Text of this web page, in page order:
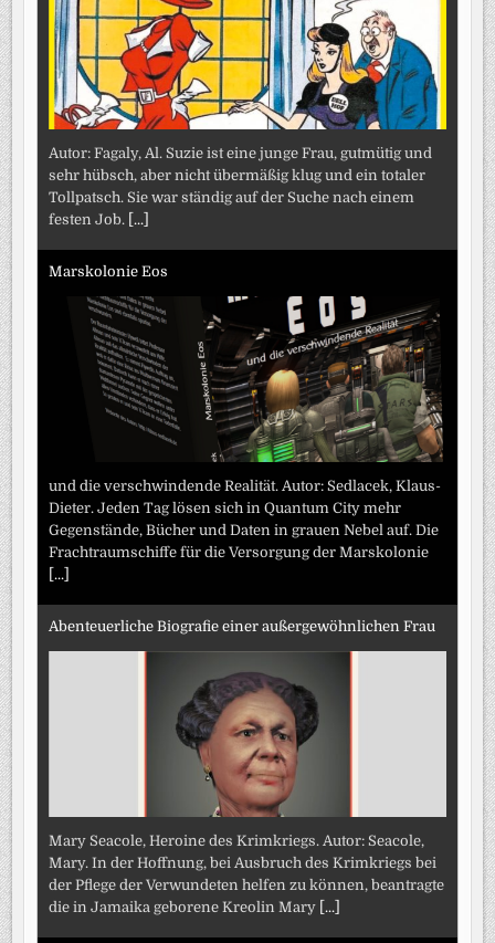
Autor: Fagaly, Al. Suzie ist eine junge Frau, gutmütig und
sehr hübsch, aber nicht übermäßig klug und ein totaler
Tollpatsch. Sie war ständig auf der Suche nach einem
festen Job. [...]
Marskolonie Eos
und die verschwindende Realität. Autor: Sedlacek, Klaus-
Dieter. Jeden Tag lösen sich in Quantum City mehr
Gegenstände, Bücher und Daten in grauen Nebel auf. Die
Frachtraumschiffe für die Versorgung der Marskolonie
[...]
Abenteuerliche Biografie einer außergewöhnlichen Frau
Mary Seacole, Heroine des Krimkriegs. Autor: Seacole,
Mary. In der Hoffnung, bei Ausbruch des Krimkriegs bei
der Pflege der Verwundeten helfen zu können, beantragte
die in Jamaika geborene Kreolin Mary [...]